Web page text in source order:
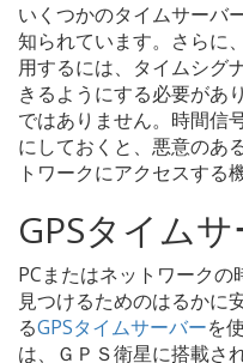
いくつかのタイムサーバ
知られています。さらに
用するには、タイムシグ
きるようにする必要があ
ではありません。時間信
にしておくと、悪意のあ
トワークにアクセスする
GPSタイム
PCまたはネットワーク
見つけるためのはるかに
るGPSタイムサーバーを
は、ＧＰＳ衛星に搭載さ